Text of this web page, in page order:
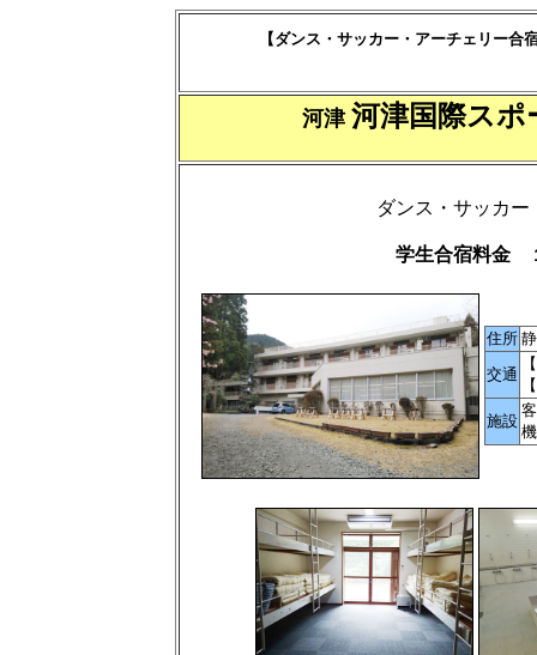
【ダンス・サッカー・アーチェリー
河津 河津国際ス
ダンス・サッカ
学生合宿料金
住所
交通
施設